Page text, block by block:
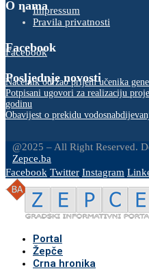
O namaImpressum
Pravila privatnosti
Facebook
Facebook
Posljednje novosti
Načelnik održao prijem učenika
Potpisani ugovori za realizaciju
godinu
Obavijest o prekidu
@2025 – All Right Reserved.
Zepce.ba
Facebook Twitter Instagram
Portal
Žepče
Crna hronika